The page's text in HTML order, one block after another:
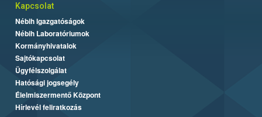
Kapcsolat
Nébih Igazgatóságok
Nébih Laboratóriumok
Kormányhivatalok
Sajtókapcsolat
Ügyfélszolgálat
Hatósági jogsegély
Élelmiszermentő Központ
Hírlevél feliratkozás